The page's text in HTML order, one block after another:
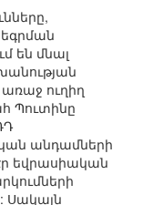
են մնալ
առաջ ուղիղ
Պուտինը
անդամների
եվրասիական
Սակայն